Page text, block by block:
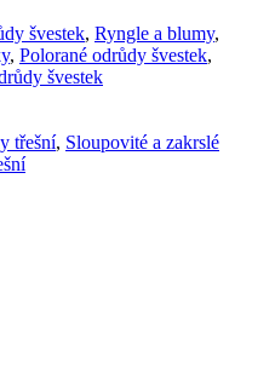
švestek, Ryngle a blumy,
, Polorané odrůdy švestek,
švestek
třešní, Sloupovité a zakrslé